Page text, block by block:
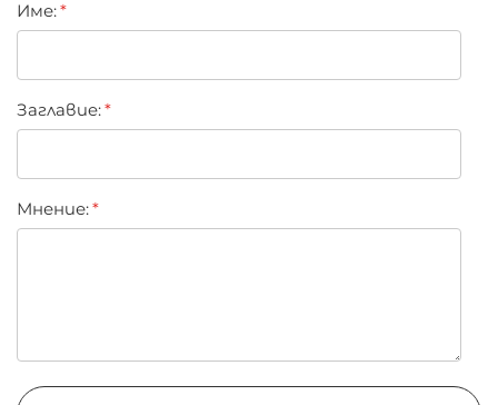
star
stars
stars
stars
stars
Име:
Заглавиe:
Мнение: